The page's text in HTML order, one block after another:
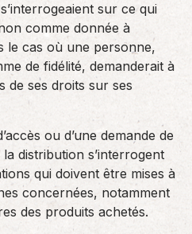
sur ce qui
comme donnée à
le cas où une personne,
de fidélité, demanderait à
de ses droits sur ses
ou d’une demande de
distribution s’interrogent
qui doivent être mises à
concernées, notamment
des produits achetés.